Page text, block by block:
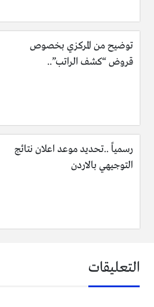
توضيح من المركزي بخصوص
قروض “كشف الراتب”..
رسمياً ..تحديد موعد اعلان نتائج
التوجيهي بالاردن
التعليقات